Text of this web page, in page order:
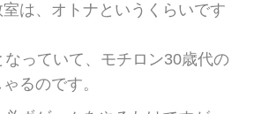
は、オトナというくらいです
っていて、モチロン30歳代の
るのです。